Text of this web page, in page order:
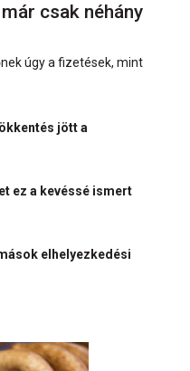
csak néhány
úgy a fizetések, mint
jött a
ez a kevéssé ismert
elhelyezkedési